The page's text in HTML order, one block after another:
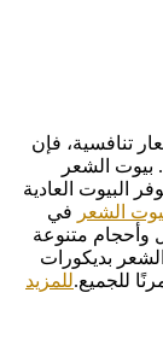
تنافسية، فإن
بيوت الشعر
البيوت العادية
الشعر في
وأحجام متنوعة
بديكورات
للجميع.للمزيد